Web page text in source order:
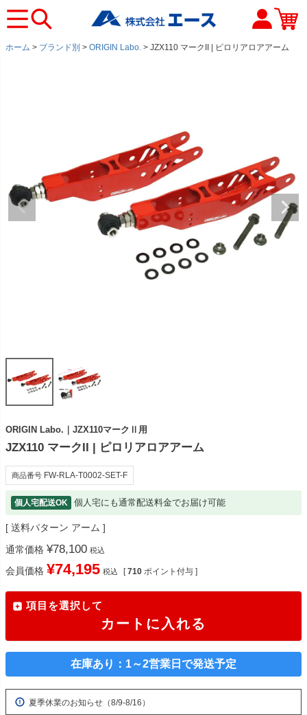
ホーム ブランド別 ORIGIN Labo. JZX110 マークII | ピロリアロアアーム
ORIGIN Labo.｜JZX110マークⅡ用
JZX110 マークII | ピロリアロアアーム
商品番号 FW-RLA-T0002-SET-F
個人宅配送OK 個人宅にも通常配送料金でお届け可能
送料パターン アーム
通常価格 ¥78,100 税込
会員価格 ¥74,195 税込 [ 710 ポイント付与 ]
項目を選択して
カートに入れる
在庫あり：1～2営業日で発送予定
夏季休業のお知らせ（8/9-8/16）